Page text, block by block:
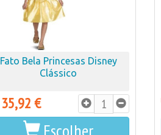
Fato Bela Princesas Disney
Clássico
35,92 €
Escolher